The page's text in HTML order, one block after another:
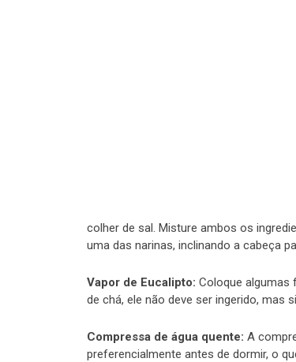
colher de sal. Misture ambos os
uma das narinas, inclinando a cabeça
Vapor de Eucalipto: Coloque algumas
de chá, ele não deve ser ingerido, mas
Compressa de água quente: A
preferencialmente antes de dormir, o